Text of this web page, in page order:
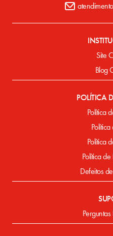
Site
Blog
POLÍTICA
Política
Política
Política
Defeitos